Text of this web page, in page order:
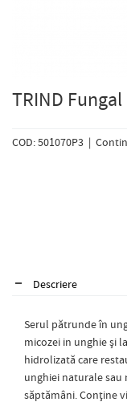
TRIND
COD: 501070P3 |
Descriere
Serul pătrunde în
micozei in unghie și
hidrolizată care
unghiei naturale sau
săptămâni. Conține